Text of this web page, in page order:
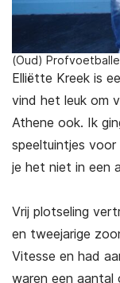
(Oud)
Elliëtte Kreek is
vind het leuk om
Athene ook. Ik
speeltuintjes
je het niet in een
Vrij plotseling
en tweejarige
Vitesse en had
waren een